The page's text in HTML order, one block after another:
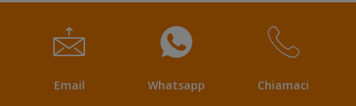
Email Whatsapp Chiamaci